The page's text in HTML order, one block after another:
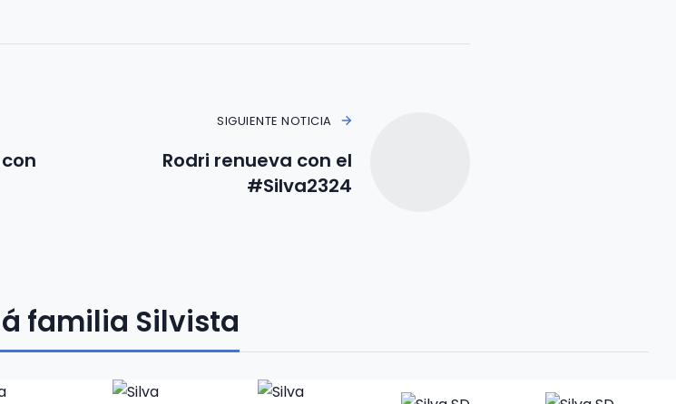
SIGUIENTE NOTICIA
Rodri renueva con el
#Silva2324
familia Silvista